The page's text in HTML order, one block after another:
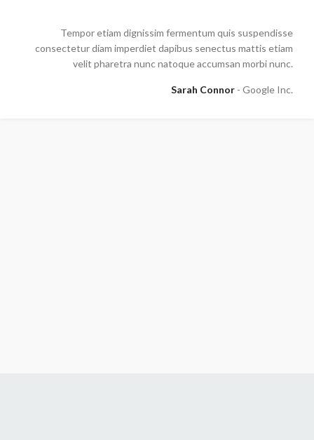
Tempor etiam dignissim fermentum quis suspendisse
consectetur diam imperdiet dapibus senectus mattis etiam
velit pharetra nunc natoque accumsan morbi nunc.
Sarah Connor Google Inc.